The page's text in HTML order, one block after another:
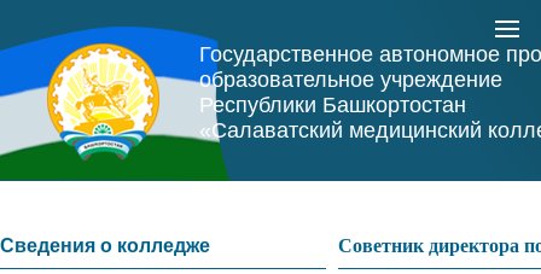
Государственное автономное
образовательное учреждение
Республики Башкортостан
«Салаватский медицинский
Советник директора
Сведения о колледже